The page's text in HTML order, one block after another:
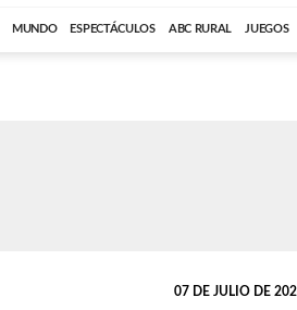
MUNDO ESPECTÁCULOS ABC RURAL JUEGOS
07 DE JULIO DE